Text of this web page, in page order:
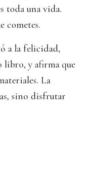
toda una vida.
a la felicidad,
libro, y afirma que
La
sino disfrutar